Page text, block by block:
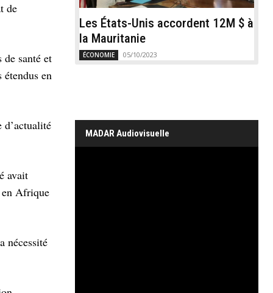
de
santé et
en
avait
en Afrique
nécessité
Les États-Unis accordent 12M $ à
la Mauritanie
ÉCONOMIE 05/10/2023
MADAR Audiovisuelle